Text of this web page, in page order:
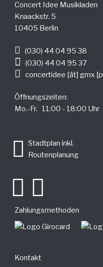
Concert Idee Musikladen
Knaackstr. 5
10405 Berlin
(030) 44 04 95 38
(030) 44 04 95 37
concertidee [ät] gmx
Öffnungszeiten:
Mo.-Fr. 11:00 - 18:00 Uhr
Stadtplan inkl.
Routenplanung
Zahlungsmethoden
Kontakt